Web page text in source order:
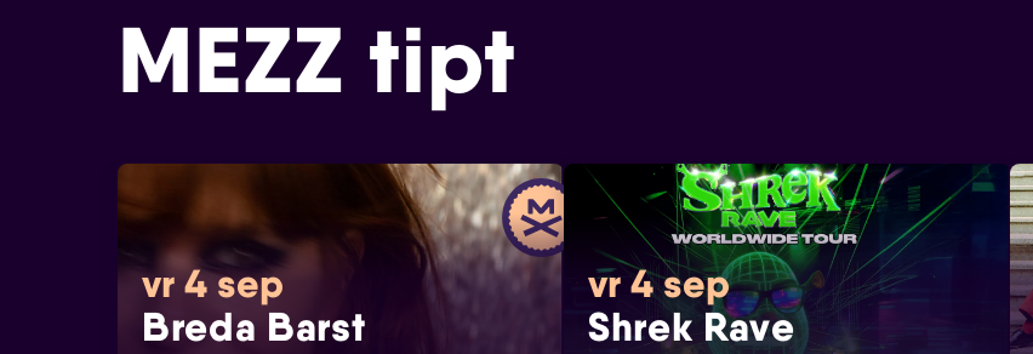
MEZZ tipt
vr 4 sep
Breda Barst
vr 4 sep
Shrek Rave